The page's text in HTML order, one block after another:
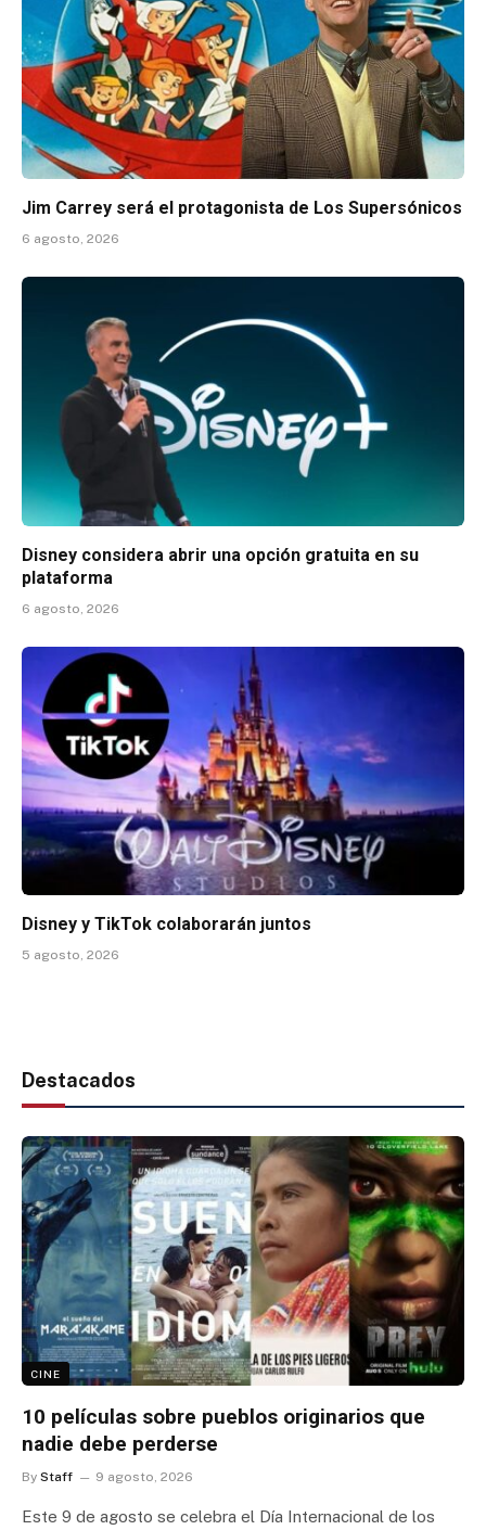
Jim Carrey será el protagonista de Los Supersónicos
6 agosto, 2026
Disney considera abrir una opción gratuita en su
plataforma
6 agosto, 2026
Disney y TikTok colaborarán juntos
5 agosto, 2026
Destacados
CINE
10 películas sobre pueblos originarios que
nadie debe perderse
By Staff 9 agosto, 2026
Este 9 de agosto se celebra el Día Internacional de los